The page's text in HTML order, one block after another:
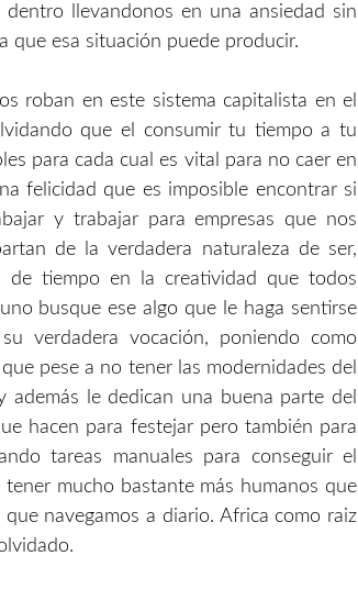
llevandonos en una ansiedad sin
que esa situación puede producir.
roban en este sistema capitalista en el
que el consumir tu tiempo a tu
para cada cual es vital para no caer en
felicidad que es imposible encontrar si
y trabajar para empresas que nos
de la verdadera naturaleza de ser,
tiempo en la creatividad que todos
busque ese algo que le haga sentirse
verdadera vocación, poniendo como
pese a no tener las modernidades del
le dedican una buena parte del
hacen para festejar pero también para
tareas manuales para conseguir el
mucho bastante más humanos que
navegamos a diario. Africa como raiz